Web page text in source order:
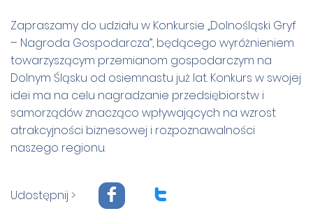
Zapraszamy do udziału w Konkursie „Dolnośląski Gryf
– Nagroda Gospodarcza”, będącego wyróżnieniem
towarzyszącym przemianom gospodarczym na
Dolnym Śląsku od osiemnastu już lat. Konkurs w swojej
idei ma na celu nagradzanie przedsiębiorstw i
samorządów znacząco wpływających na wzrost
atrakcyjności biznesowej i rozpoznawalności
naszego regionu.
Udostępnij > F T